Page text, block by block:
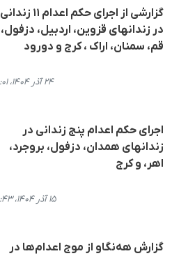
گزارشی از اجرای حکم اعدام ١١ زندانی
در زندانهای قزوین، اردبیل، دزفول،
قم، سمنان، اراک ، کرج و دورود
۲۴ آذر ۱۴۰۴، ۰۰:۰۱
اجرای حکم اعدام پنج زندانی در
زندانهای همدان، دزفول، بروجرد،
اهر، و کرج
۱۵ آذر ۱۴۰۴، ۲۰:۴۳
گزارش هه‌نگاو از موج اعدام‌ها در